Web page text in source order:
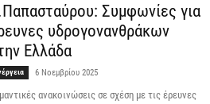
Συμφωνίες για
υδρογονανθράκων
Ελλάδα
6 Νοεμβρίου 2025
ανακοινώσεις σε σχέση με τις έρευνες